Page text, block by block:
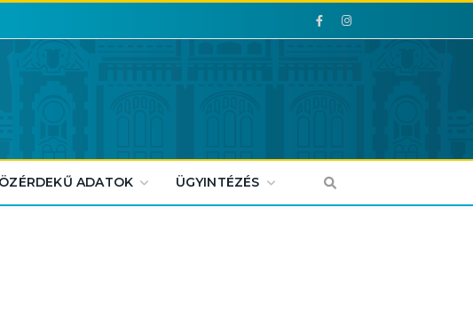
Facebook
Facebook
ADATOK ÜGYINTÉZÉS